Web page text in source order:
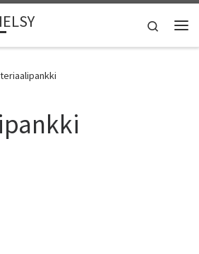
Search